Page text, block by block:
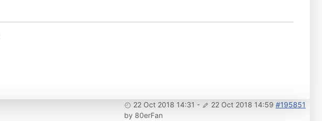
22 Oct 2018 14:31 - 22 Oct 2018 14:59 #195851
by 80erFan